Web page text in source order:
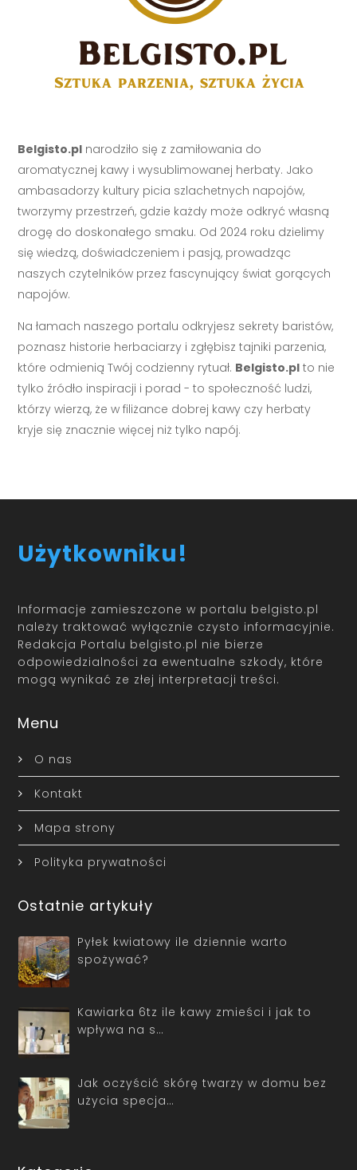
Belgisto.pl narodziło się z zamiłowania do
aromatycznej kawy i wysublimowanej herbaty. Jako
ambasadorzy kultury picia szlachetnych napojów,
tworzymy przestrzeń, gdzie każdy może odkryć własną
drogę do doskonałego smaku. Od 2024 roku dzielimy
się wiedzą, doświadczeniem i pasją, prowadząc
naszych czytelników przez fascynujący świat gorących
napojów.
Na łamach naszego portalu odkryjesz sekrety baristów,
poznasz historie herbaciarzy i zgłębisz tajniki parzenia,
które odmienią Twój codzienny rytuał. Belgisto.pl to nie
tylko źródło inspiracji i porad - to społeczność ludzi,
którzy wierzą, że w filiżance dobrej kawy czy herbaty
kryje się znacznie więcej niż tylko napój.
Użytkowniku!
Informacje zamieszczone w portalu belgisto.pl
należy traktować wyłącznie czysto informacyjnie.
Redakcja Portalu belgisto.pl nie bierze
odpowiedzialności za ewentualne szkody, które
mogą wynikać ze złej interpretacji treści.
Menu
O nas
Kontakt
Mapa strony
Polityka prywatności
Ostatnie artykuły
Pyłek kwiatowy ile dziennie warto
spożywać?
Kawiarka 6tz ile kawy zmieści i jak to
wpływa na s…
Jak oczyścić skórę twarzy w domu bez
użycia specja…